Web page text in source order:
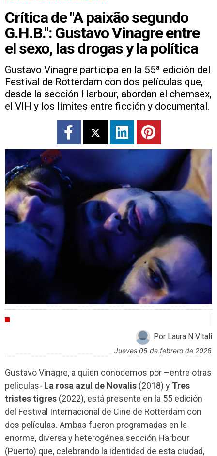
Crítica de "A paixão segundo
G.H.B.": Gustavo Vinagre entre
el sexo, las drogas y la política
Gustavo Vinagre participa en la 55ª edición del
Festival de Rotterdam con dos películas que,
desde la sección Harbour, abordan el chemsex,
el VIH y los límites entre ficción y documental.
Por Laura N Vitali
jueves 05 de febrero de 2026
Gustavo Vinagre, a quien conocemos por –entre otras
películas- La rosa azul de Novalis (2018) y Tres
tristes tigres (2022), está presente en la 55 edición
del Festival Internacional de Cine de Rotterdam con
dos películas. Ambas fueron programadas en la
enorme, diversa y heterogénea sección Harbour
(Puerto) que, celebrando la identidad de esta ciudad,